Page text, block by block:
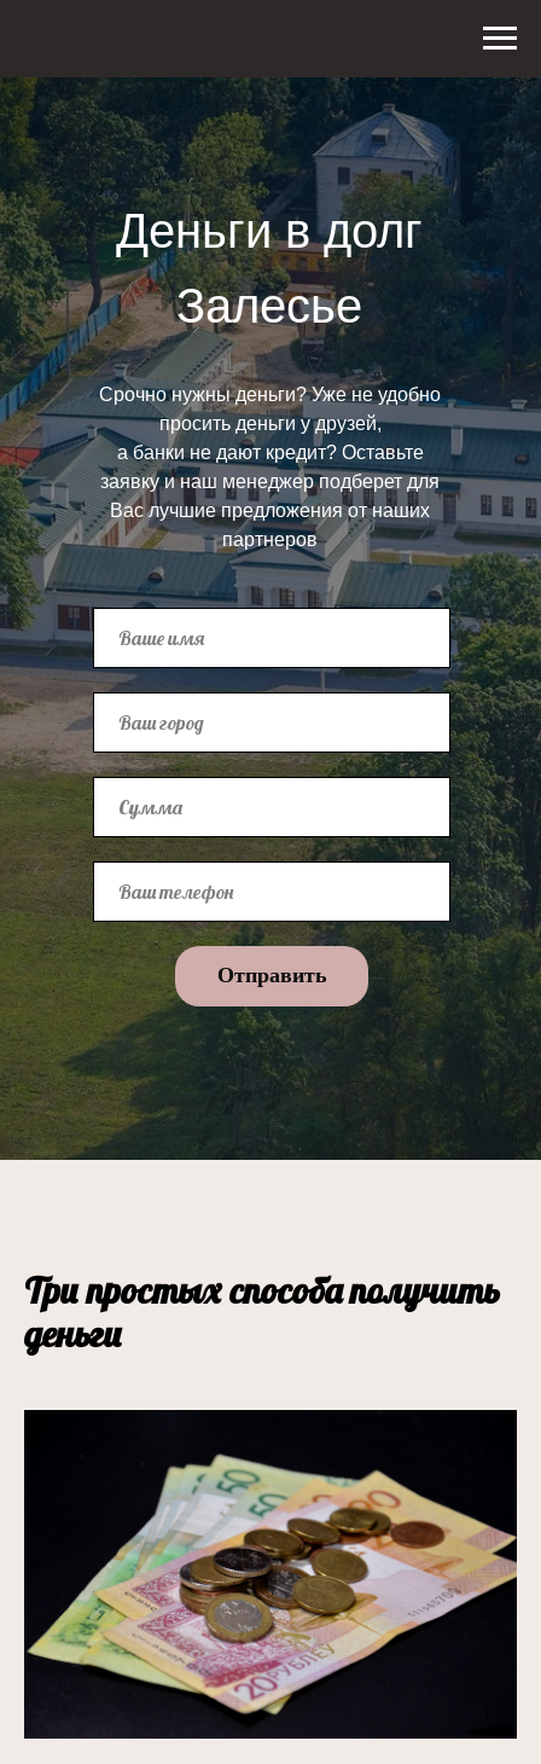
Деньги в долг
Залесье
Срочно нужны деньги? Уже не удобно
просить деньги у друзей,
а банки не дают кредит? Оставьте
заявку и наш менеджер подберет для
Вас лучшие предложения от наших
партнеров
Отправить
Три простых способа получить
деньги